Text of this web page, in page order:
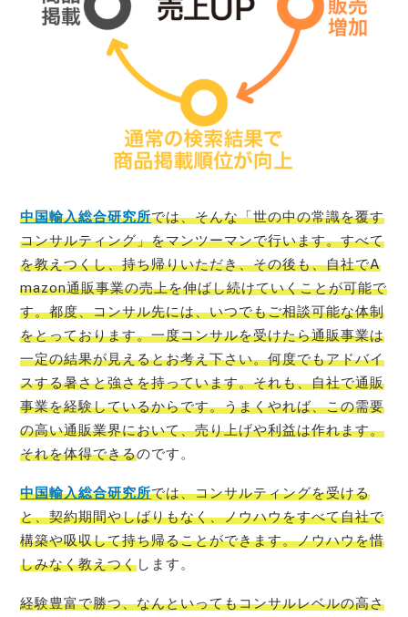
中国輸入総合研究所では、そんな「世の中の常識を覆す
コンサルティング」をマンツーマンで行います。すべて
を教えつくし、持ち帰りいただき、その後も、自社でA
mazon通販事業の売上を伸ばし続けていくことが可能で
す。都度、コンサル先には、いつでもご相談可能な体制
をとっております。一度コンサルを受けたら通販事業は
一定の結果が見えるとお考え下さい。何度でもアドバイ
スする暑さと強さを持っています。それも、自社で通販
事業を経験しているからです。うまくやれば、この需要
の高い通販業界において、売り上げや利益は作れます。
それを体得できるのです。
中国輸入総合研究所では、コンサルティングを受ける
と、契約期間やしばりもなく、ノウハウをすべて自社で
構築や吸収して持ち帰ることができます。ノウハウを惜
しみなく教えつくします。
経験豊富で勝つ、なんといってもコンサルレベルの高さ